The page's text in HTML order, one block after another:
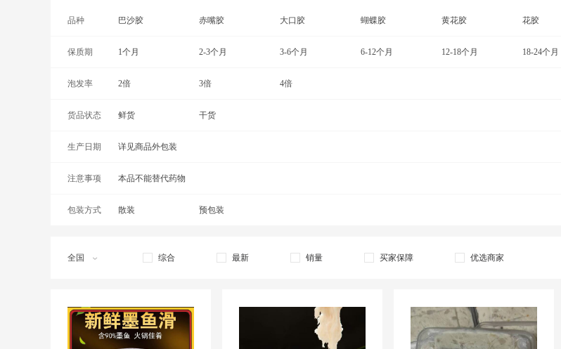
品种 巴沙胶 赤嘴胶 大口胶 蝴蝶胶 黄花胶 花胶
鳘鱼胶 鳗鱼胶 墨鱼胶 鳕鱼胶 蜘蛛胶
保质期 1个月 2-3个月 3-6个月 6-12个月 12-18个月 18-24个月
24个月以上
泡发率 2倍 3倍 4倍
货品状态 鲜货 干货
生产日期 详见商品外包装
注意事项 本品不能替代药物
包装方式 散装 预包装
全国 综合 最新 销量 买家保障 优选商家